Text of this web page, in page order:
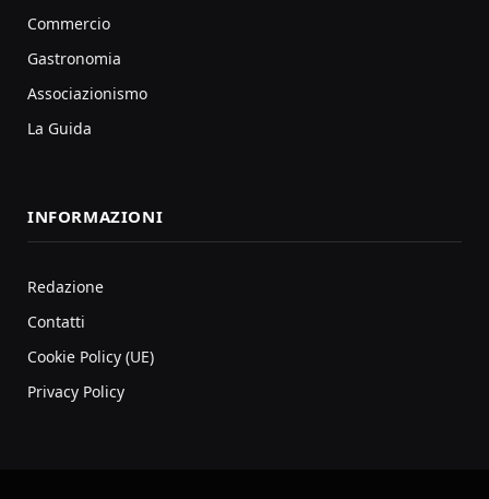
Commercio
Gastronomia
Associazionismo
La Guida
INFORMAZIONI
Redazione
Contatti
Cookie Policy (UE)
Privacy Policy